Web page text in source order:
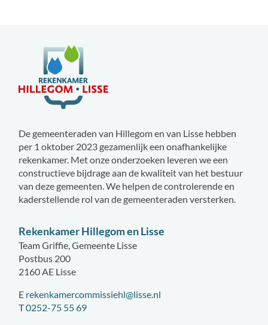
De gemeenteraden van Hillegom en van Lisse hebben
per 1 oktober 2023 gezamenlijk een onafhankelijke
rekenkamer. Met onze onderzoeken leveren we een
constructieve bijdrage aan de kwaliteit van het bestuur
van deze gemeenten. We helpen de controlerende en
kaderstellende rol van de gemeenteraden versterken.
Rekenkamer Hillegom en Lisse
Team Griffie, Gemeente Lisse
Postbus 200
2160 AE Lisse
E rekenkamercommissiehl@lisse.nl
T0252-75 55 69